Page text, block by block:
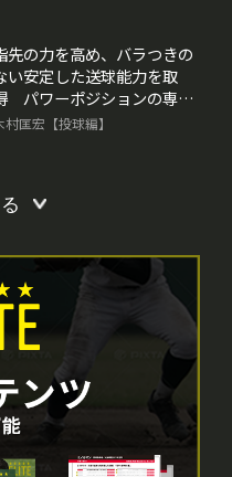
先の力を高め、バラつきの
い安定した送球能力を取
パワーポジションの専門
のスキル向上法
村匡宏【投球編】